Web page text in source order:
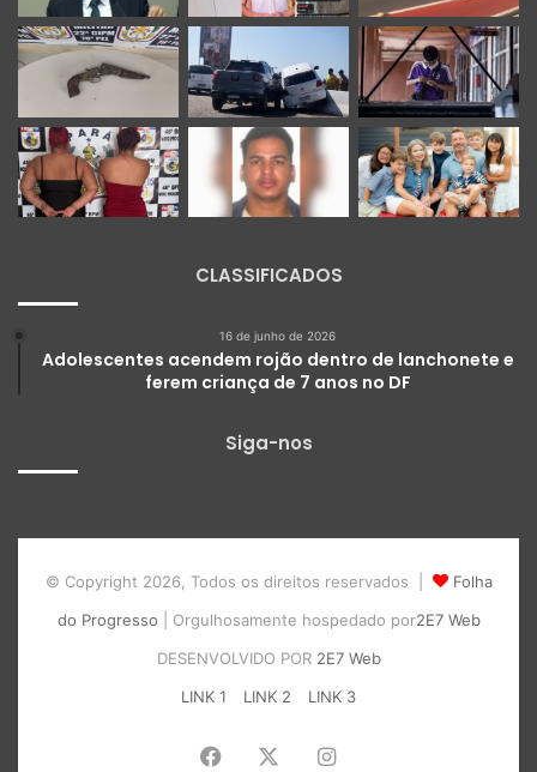
CLASSIFICADOS
16 de junho de 2026
Adolescentes acendem rojão dentro de lanchonete e
ferem criança de 7 anos no DF
Siga-nos
© Copyright 2026, Todos os direitos reservados |
Folha
do Progresso | Orgulhosamente hospedado por2E7 Web
DESENVOLVIDO POR 2E7 Web
LINK 1
LINK 2 LINK 3
Facebook Instagram